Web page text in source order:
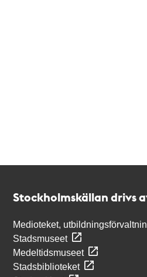
Stockholmskällan drivs
Medioteket,
Stadsmuseet
Medeltidsmuseet
Stadsbiblioteket